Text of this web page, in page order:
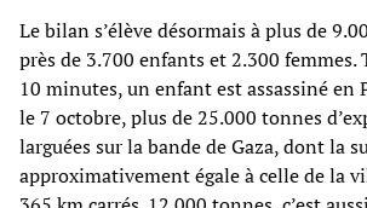
Le bilan s’élève désormais à plus de
près de 3.700 enfants et 2.300 femmes.
10 minutes, un enfant est assassiné en
le 7 octobre, plus de 25.000 tonnes
larguées sur la bande de Gaza, dont la
approximativement égale à celle de la